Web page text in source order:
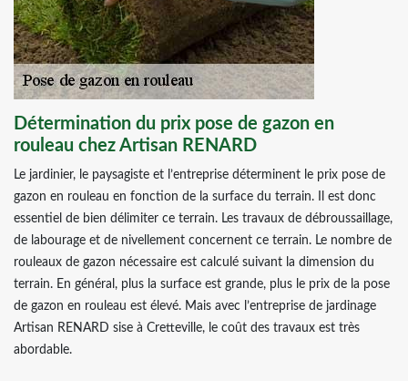
Détermination du prix pose de gazon en
rouleau chez Artisan RENARD
Le jardinier, le paysagiste et l’entreprise déterminent le prix pose de
gazon en rouleau en fonction de la surface du terrain. Il est donc
essentiel de bien délimiter ce terrain. Les travaux de débroussaillage,
de labourage et de nivellement concernent ce terrain. Le nombre de
rouleaux de gazon nécessaire est calculé suivant la dimension du
terrain. En général, plus la surface est grande, plus le prix de la pose
de gazon en rouleau est élevé. Mais avec l’entreprise de jardinage
Artisan RENARD sise à Cretteville, le coût des travaux est très
abordable.